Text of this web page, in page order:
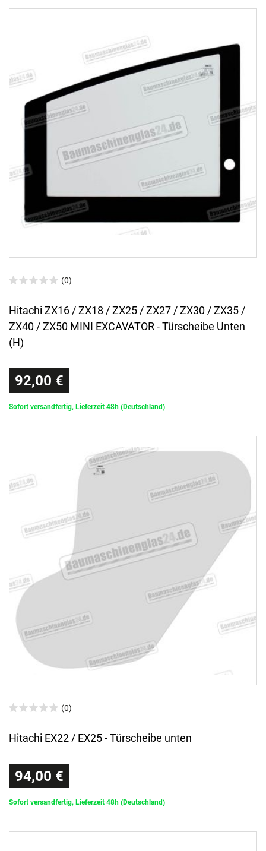
(0)
Hitachi ZX16 / ZX18 / ZX25 / ZX27 / ZX30 / ZX35 /
ZX40 / ZX50 MINI EXCAVATOR - Türscheibe Unten
(H)
92,00 €
Sofort versandfertig, Lieferzeit 48h (Deutschland)
(0)
Hitachi EX22 / EX25 - Türscheibe unten
94,00 €
Sofort versandfertig, Lieferzeit 48h (Deutschland)